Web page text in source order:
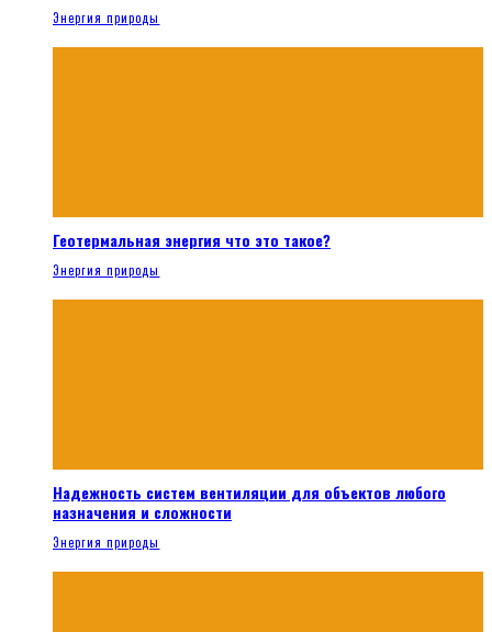
Энергия природы
Геотермальная энергия что это такое?
Энергия природы
Надежность систем вентиляции для объектов любого
назначения и сложности
Энергия природы